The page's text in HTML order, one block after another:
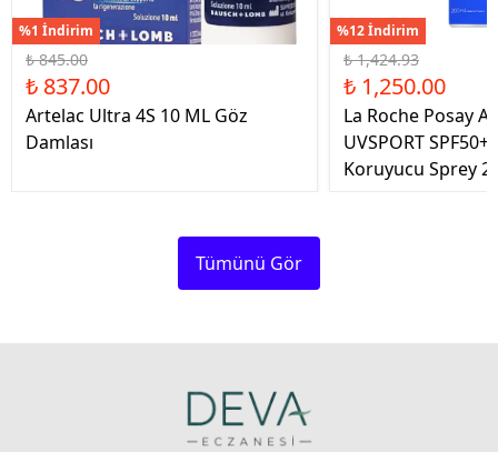
%1 İndirim
₺ 845.00
₺ 837.00
Artelac Ultra 4S 10 ML Göz
Damlası
%12 İndirim
₺ 1,424.93
₺ 1,250.00
La Roche Posay
UVSPORT
Koruyucu Sprey
Tümünü Gör